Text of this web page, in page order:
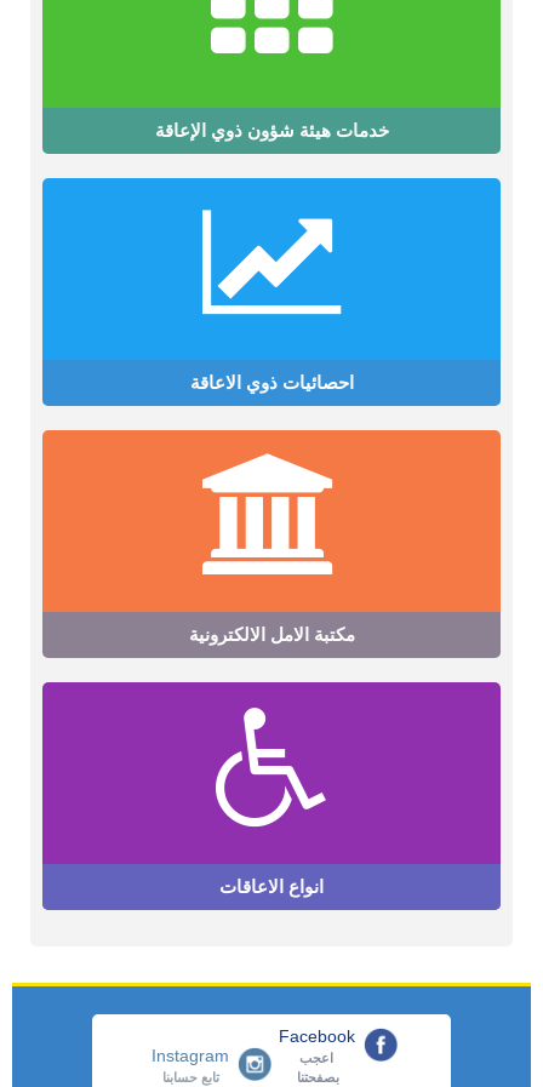
خدمات هيئة شؤون ذوي الإعاقة
احصائيات ذوي الاعاقة
مكتبة الامل الالكترونية
انواع الاعاقات
Facebook
اعجب
بصفحتنا
Instagram
تابع حسابنا